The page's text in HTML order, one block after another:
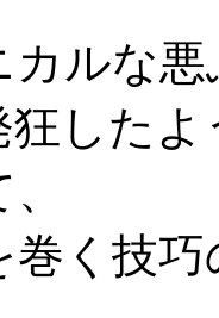
カルな
狂した
巻く技